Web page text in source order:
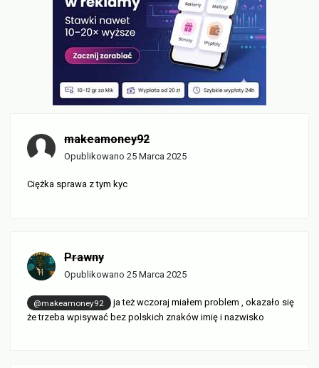
makeamoney92
Opublikowano 25 Marca 2025
Ciężka sprawa z tym kyc
Prawny
Opublikowano 25 Marca 2025
@makeamoney92
ja też wczoraj miałem problem , okazało się
że trzeba wpisywać bez polskich znaków imię i nazwisko